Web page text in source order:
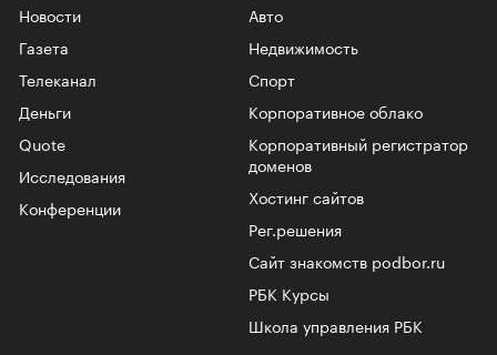
Новости
Газета
Телеканал
Авто
Недвижимость
Спорт
Корпоративное облако
Корпоративный регистратор
доменов
Хостинг сайтов
Рег.решения
Сайт знакомств podbor.ru
РБК Курсы
Школа управления РБК
Деньги
Quote
Исследования
Конференции